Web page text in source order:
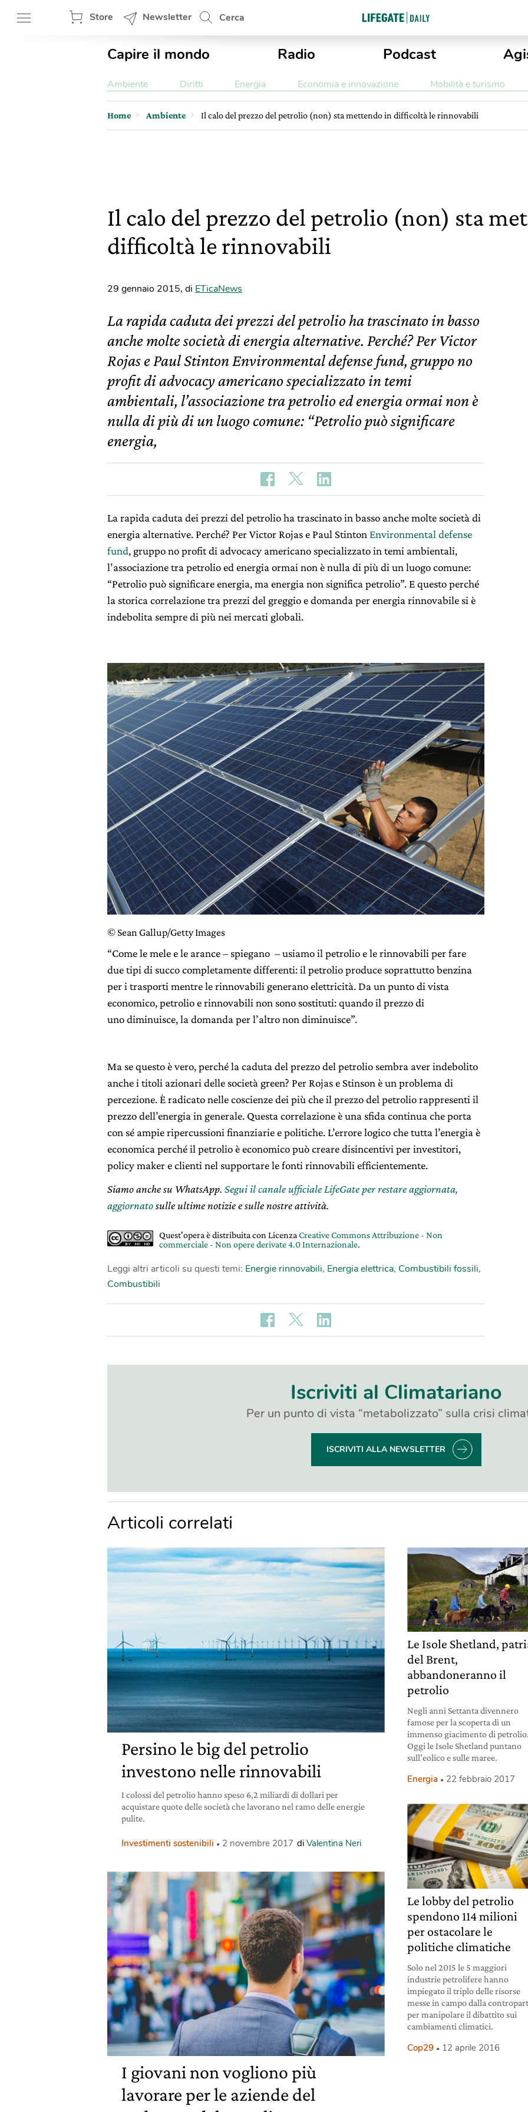
Store Newsletter Cerca
Capire il mondo Radio Podcast
Ambiente Diritti Energia Economia e innovazione Mobilità e turismo
Home Ambiente Il calo del prezzo del petrolio (non) sta mettendo in difficoltà le rinnovabili
Il calo del prezzo del petrolio (non) sta
difficoltà le rinnovabili
29 gennaio 2015, di ETicaNews
La rapida caduta dei prezzi del petrolio ha trascinato in basso
anche molte società di energia alternative. Perché? Per Victor
Rojas e Paul Stinton Environmental defense fund, gruppo no
profit di advocacy americano specializzato in temi
ambientali, l’associazione tra petrolio ed energia ormai non è
nulla di più di un luogo comune: “Petrolio può significare
energia,
La rapida caduta dei prezzi del petrolio ha trascinato in basso anche molte società di
energia alternative. Perché? Per Victor Rojas e Paul Stinton Environmental defense
fund, gruppo no profit di advocacy americano specializzato in temi ambientali,
l’associazione tra petrolio ed energia ormai non è nulla di più di un luogo comune:
“Petrolio può significare energia, ma energia non significa petrolio”. E questo perché
la storica correlazione tra prezzi del greggio e domanda per energia rinnovabile si è
indebolita sempre di più nei mercati globali.
© Sean Gallup/Getty Images
“Come le mele e le arance – spiegano – usiamo il petrolio e le rinnovabili per fare
due tipi di succo completamente differenti: il petrolio produce soprattutto benzina
per i trasporti mentre le rinnovabili generano elettricità. Da un punto di vista
economico, petrolio e rinnovabili non sono sostituti: quando il prezzo di
uno diminuisce, la domanda per l’altro non diminuisce”.
Ma se questo è vero, perché la caduta del prezzo del petrolio sembra aver indebolito
anche i titoli azionari delle società green? Per Rojas e Stinson èun problema di
percezione. È radicato nelle coscienze dei più che il prezzo del petrolio rappresenti il
prezzo dell’energia in generale. Questa correlazione è una sfida continua che porta
con sé ampie ripercussioni finanziarie e politiche. L’errore logico che tutta l’energia è
economica perché il petrolio è economico può creare disincentivi per investitori,
policy maker e clienti nel supportare le fonti rinnovabili efficientemente.
Siamo anche su WhatsApp. Segui il canale ufficiale LifeGate per restare aggiornata,
aggiornatosulle ultime notizie e sulle nostre attività.
Quest'opera è distribuita con Licenza Creative Commons Attribuzione - Non
commerciale - Non opere derivate 4.0 Internazionale.
Leggi altri articoli su questi temi: Energie rinnovabili, Energia elettrica, Combustibili fossili,
Combustibili
Iscriviti al Climatariano
Per un punto di vista “metabolizzato” sulla crisi
ISCRIVITI ALLA NEWSLETTER
Articoli correlati
Persino le big del petrolio
investono nelle rinnovabili
I colossi del petrolio hanno speso 6,2 miliardi di dollari per
acquistare quote delle società che lavorano nel ramo delle energie
pulite.
Investimenti sostenibili 2 novembre 2017 di Valentina Neri
I giovani non vogliono più
lavorare per le aziende del
Le Isole Shetland,
del Brent,
abbandoneranno il
petrolio
Negli anni Settanta divennero
famose per la scoperta di un
immenso giacimento di
Oggi le Isole Shetland puntano
sull’eolico e sulle maree.
Energia 22 febbraio 2017
Le lobby del petrolio
spendono 114 milioni
per ostacolare le
politiche climatiche
Solo nel 2015 le 5 maggiori
industrie petrolifere hanno
impiegato il triplo delle risorse
messe in campo dalla
per manipolare il dibattito sui
cambiamenti climatici.
Cop29 12 aprile 2016